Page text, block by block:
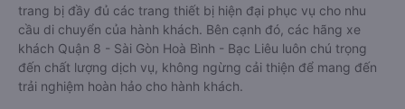
trang bị đầy đủ các trang thiết bị hiện đại phục vụ cho nhu
cầu di chuyển của hành khách. Bên cạnh đó, các hãng xe
khách Quận 8 - Sài Gòn Hoà Bình - Bạc Liêu luôn chú trọng
đến chất lượng dịch vụ, không ngừng cải thiện để mang đến
trải nghiệm hoàn hảo cho hành khách.